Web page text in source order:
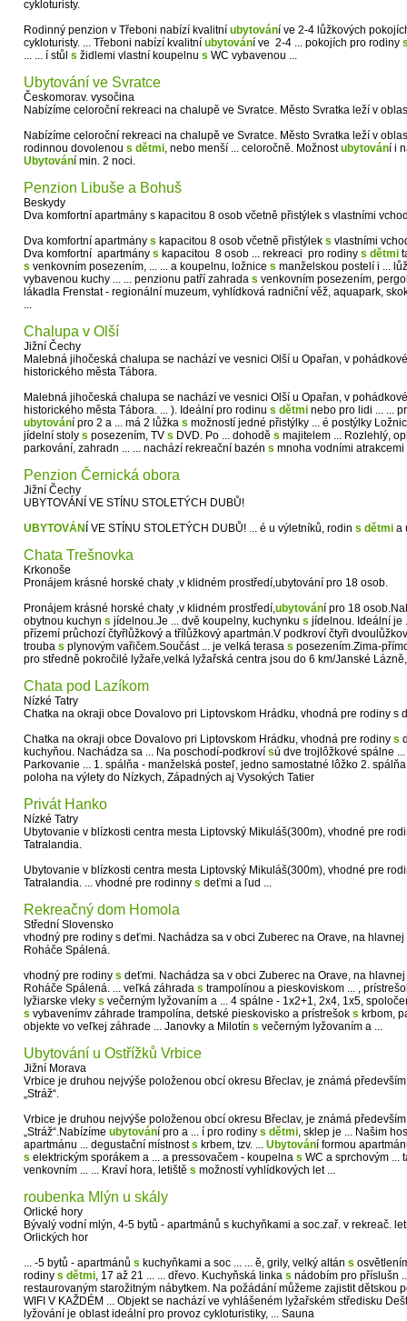
cykloturisty.
Rodinný penzion v Třeboni nabízí kvalitní ubytování ve 2-4 lůžkových
cykloturisty. ... Třeboni nabízí kvalitní ubytování ve 2-4 ... pokojích pro rodiny
... ... í stůl s židlemi vlastní koupelnu s WC vybavenou ...
Ubytování ve Svratce
Českomorav. vysočina
Nabízíme celoroční rekreaci na chalupě ve Svratce. Město Svratka leží v
Nabízíme celoroční rekreaci na chalupě ve Svratce. Město Svratka leží v
rodinnou dovolenou s dětmi, nebo menší ... celoročně. Možnostubytování i
Ubytování min. 2 noci.
Penzion Libuše a Bohuš
Beskydy
Dva komfortní apartmány s kapacitou 8 osob včetně přistýlek s vlastními
Dva komfortní apartmány s kapacitou 8 osob včetně přistýlek s vlastními
Dva komfortní apartmány s kapacitou 8 osob ... rekreaci pro rodiny s dětmi
s venkovním posezením, ... ... a koupelnu, ložnice s manželskou postelí i ...
vybavenou kuchy ... ... penzionu patří zahrada s venkovním posezením,
lákadla Frenstat - regionální muzeum, vyhlídková radniční věž, aquapark,
...
Chalupa v Olší
Jižní Čechy
Malebná jihočeská chalupa se nachází ve vesnici Olší u Opařan, v
historického města Tábora.
Malebná jihočeská chalupa se nachází ve vesnici Olší u Opařan, v
historického města Tábora. ... ). Ideální pro rodinu s dětmi nebo pro lidi ... ...
ubytování pro 2 a ... má 2 lůžka s možností jedné přistýlky ... é postýlky
jídelní stoly s posezením, TV s DVD. Po ... dohodě s majitelem ... Rozlehlý,
parkování, zahradn ... ... nachází rekreační bazén s mnoha vodními atrakcemi
Penzion Černická obora
Jižní Čechy
UBYTOVÁNÍ VE STÍNU STOLETÝCH DUBŮ!
UBYTOVÁNÍ VE STÍNU STOLETÝCH DUBŮ! ... é u výletníků, rodin s dětmi a
Chata Trešnovka
Krkonoše
Pronájem krásné horské chaty ,v klidném prostředí,ubytování pro 18 osob.
Pronájem krásné horské chaty ,v klidném prostředí,ubytování pro 18
obytnou kuchyn s jídelnou.Je ... dvě koupelny, kuchynku s jídelnou. Ideální je
přízemí průchozí čtyřlůžkový a třílůžkový apartmán.V podkroví čtyři
trouba s plynovým vařičem.Součást ... je velká terasa s posezením.Zima-
pro středně pokročilé lyžaře,velká lyžařská centra jsou do 6 km/Janské
Chata pod Lazíkom
Nízké Tatry
Chatka na okraji obce Dovalovo pri Liptovskom Hrádku, vhodná pre rodiny s
Chatka na okraji obce Dovalovo pri Liptovskom Hrádku, vhodná pre rodiny s
kuchyňou. Nachádza sa ... Na poschodí-podkroví sú dve trojlôžkové spálne
Parkovanie ... 1. spálňa - manželská posteľ, jedno samostatné lôžko 2.
poloha na výlety do Nízkych, Západných aj Vysokých Tatier
Privát Hanko
Nízké Tatry
Ubytovanie v blízkosti centra mesta Liptovský Mikuláš(300m), vhodné pre
Tatralandia.
Ubytovanie v blízkosti centra mesta Liptovský Mikuláš(300m), vhodné pre
Tatralandia. ... vhodné pre rodinny s deťmi a ľud ...
Rekreačný dom Homola
Střední Slovensko
vhodný pre rodiny s deťmi. Nachádza sa v obci Zuberec na Orave, na
Roháče Spálená.
vhodný pre rodiny s deťmi. Nachádza sa v obci Zuberec na Orave, na
Roháče Spálená. ... veľká záhrada s trampolínou a pieskoviskom ... ,
lyžiarske vleky s večerným lyžovaním a ... 4 spálne - 1x2+1, 2x4, 1x5,
s vybavenímv záhrade trampolína, detské pieskovisko a prístrešok s krbom,
objekte vo veľkej záhrade ... Janovky a Milotín s večerným lyžovaním a ...
Ubytování u Ostřížků Vrbice
Jižní Morava
Vrbice je druhou nejvýše položenou obcí okresu Břeclav, je známá
„Stráž“.
Vrbice je druhou nejvýše položenou obcí okresu Břeclav, je známá
„Stráž“.Nabízíme ubytování pro a ... í pro rodiny s dětmi, sklep je ... Našim
apartmánu ... degustační místnosts krbem, tzv. ... Ubytování formou
s elektrickým sporákem a ... a pressovačem - koupelna s WC a sprchovým ...
venkovním ... ... Kraví hora, letiště s možností vyhlídkových let ...
roubenka Mlýn u skály
Orlické hory
Bývalý vodní mlýn, 4-5 bytů - apartmánů s kuchyňkami a soc.zař. v rekreač.
Orlických hor
... -5 bytů - apartmánů s kuchyňkami a soc ... ... ě, grily, velký altán s
rodiny s dětmi, 17 až 21 ... ... dřevo. Kuchyňská linka s nádobím pro příslušn
restaurovaným starožitným nábytkem. Na požádání můžeme zajistit dětskou
WIFI V KAŽDÉM ... Objekt se nachází ve vyhlášeném lyžařském středisku
lyžování je oblast ideální pro provoz cykloturistiky, ... Sauna